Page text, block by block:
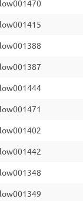
low001470
low001415
low001388
low001387
low001444
low001471
low001402
low001442
low001348
low001349